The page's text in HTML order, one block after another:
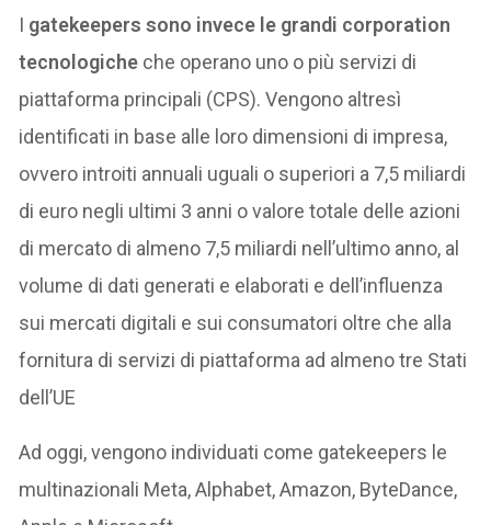
I gatekeepers sono invece le grandi corporation
tecnologiche che operano uno o più servizi di
piattaforma principali (CPS). Vengono altresì
identificati in base alle loro dimensioni di impresa,
ovvero introiti annuali uguali o superiori a 7,5 miliardi
di euro negli ultimi 3 anni o valore totale delle azioni
di mercato di almeno 7,5 miliardi nell’ultimo anno, al
volume di dati generati e elaborati e dell’influenza
sui mercati digitali e sui consumatori oltre che alla
fornitura di servizi di piattaforma ad almeno tre Stati
dell’UE
Ad oggi, vengono individuati come gatekeepers le
multinazionali Meta, Alphabet, Amazon, ByteDance,